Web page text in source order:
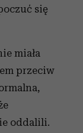
się
miała
przeciw
oddalili.